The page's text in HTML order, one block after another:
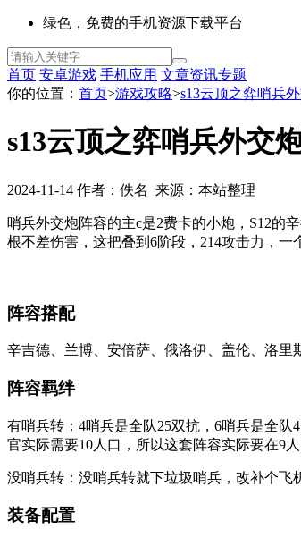
绿色，免费的手机资源下载平台
首页 安卓游戏 手机应用 文章资讯专题
你的位置： 首页>游戏攻略>s13云顶之弈哨兵
s13云顶之弈哨兵外交
2024-11-14 作者：佚名 来源：本站整理
哨兵外交炮阵容的主c是2费卡的小炮，S12的
根不差伤害，这把叠到6阶段，214攻击力，一
阵容搭配
辛吉德、兰博、安倍萨、俄洛伊、盖伦、洛里
阵容羁绊
有哨兵转：4哨兵是全队25双抗，6哨兵是全
官实际需要10人口，所以这套阵容实际要在9
没哨兵转：没哨兵转就下垃圾哨兵，改补个飞
装备配置